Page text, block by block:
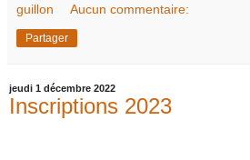
guillon Aucun commentaire:
Partager
jeudi 1 décembre 2022
Inscriptions 2023